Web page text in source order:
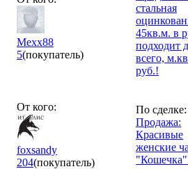
Mexx88
5(покупатель)
стальная
45кв.м. в
подходит
всего,
руб.!
От кого:
foxsandy
204(покупатель)
По сделке:
Продажа:
Красивые
женские